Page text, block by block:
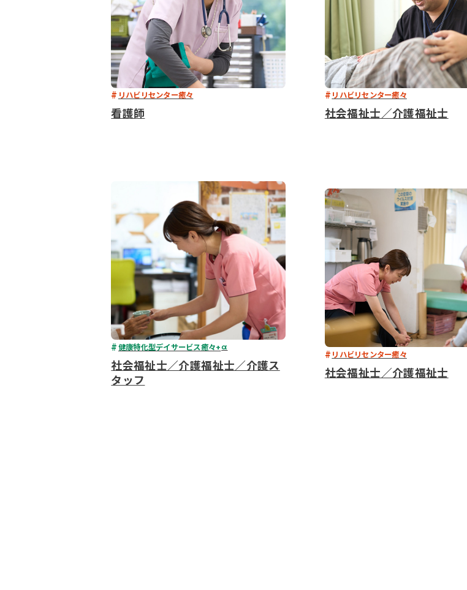
リハビリセンター癒々
看護師
リハビリセンター癒々
社会福祉士／介護福祉士
健康特化型デイサービス癒々+α
社会福祉士／介護福祉士／介護ス
タッフ
リハビリセンター癒々
社会福祉士／介護福祉士